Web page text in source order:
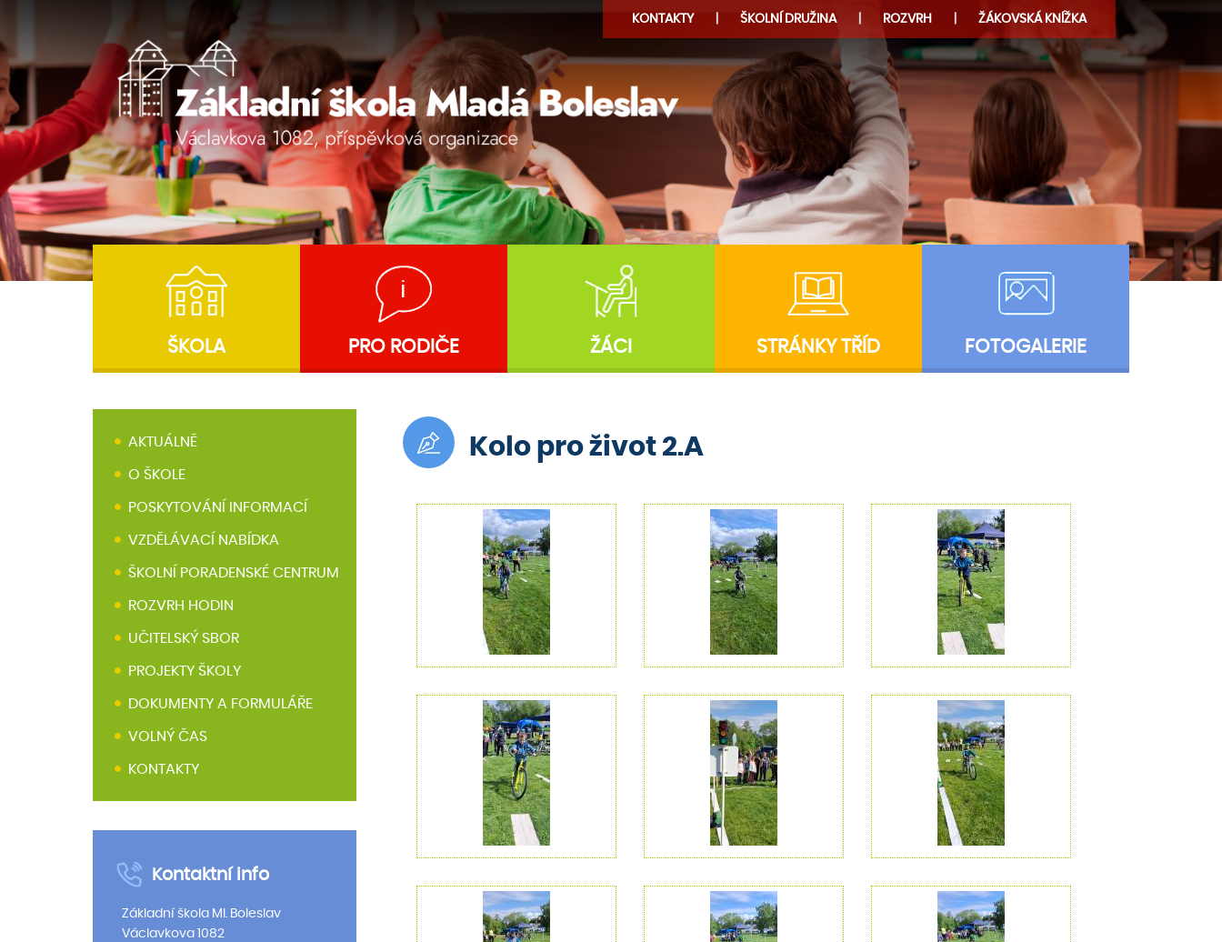
ŽÁKOVSKÁ KNÍŽKA
ROZVRH
ŠKOLNÍ DRUŽINA
KONTAKTY
ŠKOLA PRO RODIČE ŽÁCI STRÁNKY TŘÍD FOTOGALERIE
Kolo pro život 2.A
AKTUÁLNĚ
O ŠKOLE
POSKYTOVÁNÍ INFORMACÍ
VZDĚLÁVACÍ NABÍDKA
ŠKOLNÍ PORADENSKÉ CENTRUM
ROZVRH HODIN
UČITELSKÝ SBOR
PROJEKTY ŠKOLY
DOKUMENTY A FORMULÁŘE
VOLNÝ ČAS
KONTAKTY
Kontaktní info
Základní škola Ml. Boleslav
Václavkova 1082